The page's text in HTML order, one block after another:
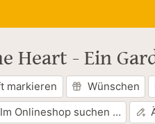
Heart - Ein
markieren Wünschen
Im Onlineshop suchen …